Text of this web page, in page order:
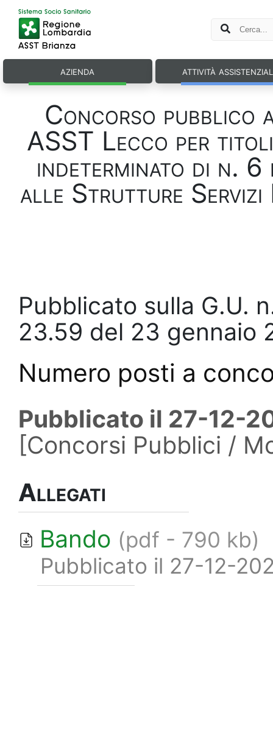
azienda attività
Concorso pubblico
ASST Lecco per titoli
indeterminato di n.
alle Strutture Servizi
Pubblicato sulla G.U.
23.59 del 23 gennaio
Numero posti a
Pubblicato il 27-12-
[Concorsi Pubblici /
Allegati
Bando (pdf - 790 kb)
Pubblicato il 27-12-